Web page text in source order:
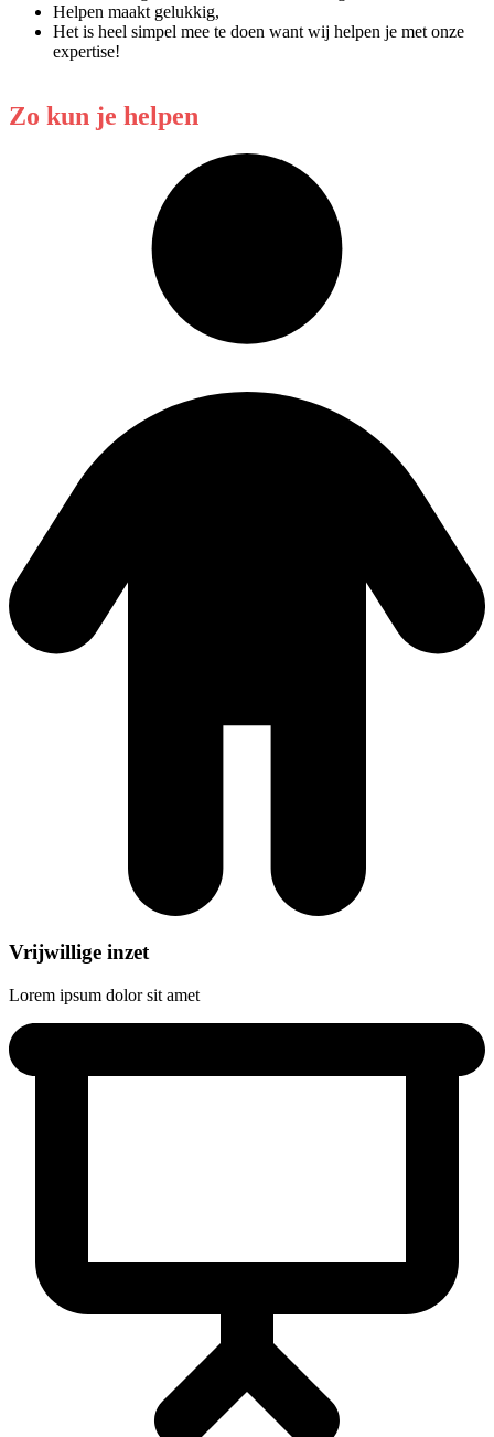
Helpen maakt gelukkig,
Het is heel simpel mee te doen want wij helpen je met onze
expertise!
Zo kun je helpen
Vrijwillige inzet
Lorem ipsum dolor sit amet